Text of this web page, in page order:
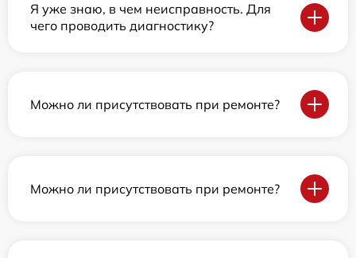
Я уже знаю, в чем неисправность. Для
чего проводить диагностику?
Можно ли присутствовать при ремонте?
Можно ли присутствовать при ремонте?